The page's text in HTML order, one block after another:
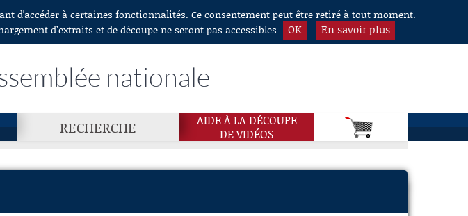
d'accéder à certaines fonctionnalités. Ce consentement peut être retiré à tout moment.
d’extraits et de découpe ne seront pas accessibles
OK En savoir plus
nationale
RECHERCHE
AIDE À LA DÉCOUPE
DE VIDÉOS